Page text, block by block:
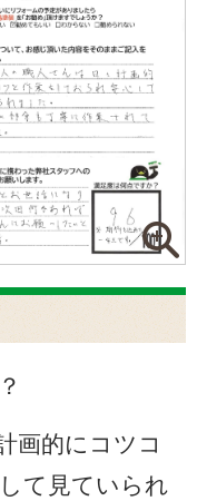
画的にコツコ
て見ていられ